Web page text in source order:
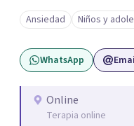
vida, adaptando la
momento del ciclo
confidencial y seguro,
atención personalizada. Durante mi trayectoria
y enfoque integral.
necesitas orientación
Ansiedad Niños y
WhatsApp
Online
Terapia online